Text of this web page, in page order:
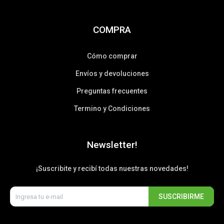
COMPRA
Cómo comprar
Envíos y devoluciones
Preguntas frecuentes
Termino y Condiciones
Newsletter!
¡Suscribite y recibí todas nuestras novedades!
SUSCRIBIRME